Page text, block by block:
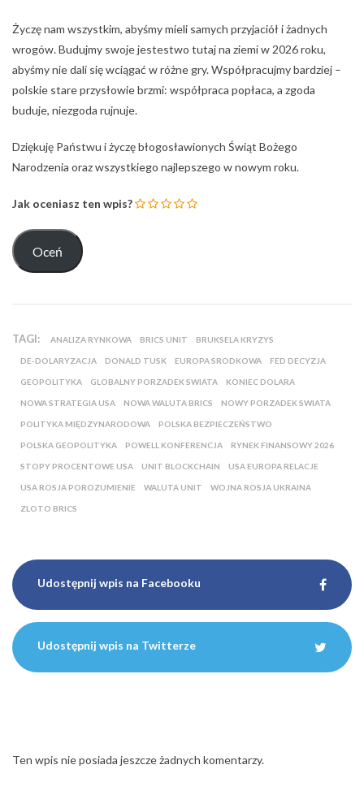
Życzę nam wszystkim, abyśmy mieli samych przyjaciół i żadnych
wrogów. Budujmy swoje jestestwo tutaj na ziemi w 2026 roku,
abyśmy nie dali się wciągać w różne gry. Współpracujmy bardziej –
polskie stare przysłowie brzmi: współpraca popłaca, a zgoda
buduje, niezgoda rujnuje.
Dziękuję Państwu i życzę błogosławionych Świąt Bożego
Narodzenia oraz wszystkiego najlepszego w nowym roku.
Jak oceniasz ten wpis?
TAGI: ANALIZA RYNKOWA BRICS UNIT BRUKSELA KRYZYS
DE-DOLARYZACJA DONALD TUSK EUROPA SRODKOWA FED DECYZJA
GEOPOLITYKA GLOBALNY PORZADEK SWIATA KONIEC DOLARA
NOWA STRATEGIA USA NOWA WALUTA BRICS NOWY PORZADEK SWIATA
POLITYKA MIĘDZYNARODOWA POLSKA BEZPIECZEŃSTWO
POLSKA GEOPOLITYKA POWELL KONFERENCJA RYNEK FINANSOWY 2026
STOPY PROCENTOWE USA UNIT BLOCKCHAIN USA EUROPA RELACJE
USA ROSJA POROZUMIENIE WALUTA UNIT WOJNA ROSJA UKRAINA
ZLOTO BRICS
Udostępnij wpis na Facebooku
Udostępnij wpis na Twitterze
Ten wpis nie posiada jeszcze żadnych komentarzy.